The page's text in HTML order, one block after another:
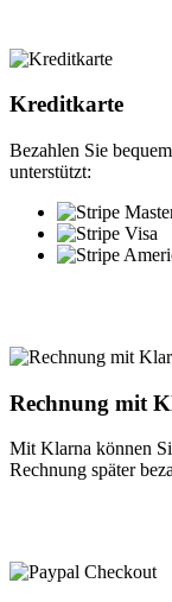
Kreditkarte
Bezahlen Sie
unterstützt:
Rechnung mit
Mit Klarna können
Rechnung später